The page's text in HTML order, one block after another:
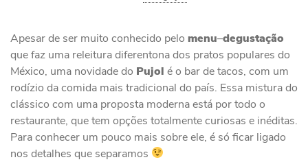
Apesar de ser muito conhecido pelo menu–degustação
que faz uma releitura diferentona dos pratos populares do
México, uma novidade do Pujol é o bar de tacos, com um
rodízio da comida mais tradicional do país. Essa mistura do
clássico com uma proposta moderna está por todo o
restaurante, que tem opções totalmente curiosas e inéditas.
Para conhecer um pouco mais sobre ele, é só ficar ligado
nos detalhes que separamos